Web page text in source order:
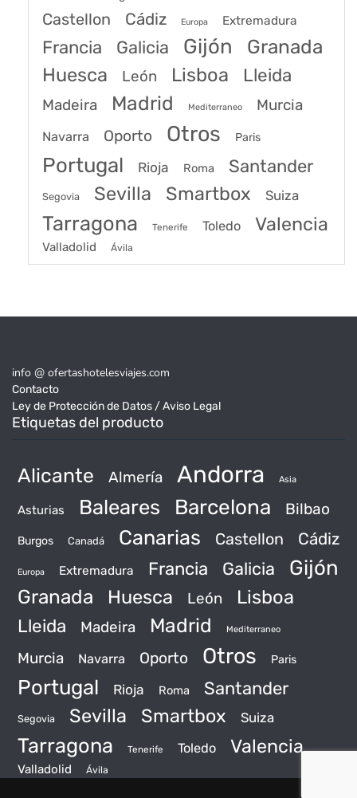
Castellon Cádiz Europa Extremadura
Francia Galicia Gijón Granada
Huesca León Lisboa Lleida
Madeira Madrid Mediterraneo Murcia
Navarra Oporto Otros Paris
Portugal Rioja Roma Santander
Segovia Sevilla Smartbox Suiza
Tarragona Tenerife Toledo Valencia
Valladolid Ávila
info @ ofertashotelesviajes.com
Contacto
Ley de Protección de Datos / Aviso Legal
Etiquetas del producto
Alicante Almería Andorra Asia
Asturias Baleares Barcelona Bilbao
Burgos Canadá Canarias Castellon Cádiz
Europa Extremadura Francia Galicia Gijón
Granada Huesca León Lisboa
Lleida Madeira Madrid Mediterraneo
Murcia Navarra Oporto Otros Paris
Portugal Rioja Roma Santander
Segovia Sevilla Smartbox Suiza
Tarragona Tenerife Toledo Valencia
Valladolid Ávila